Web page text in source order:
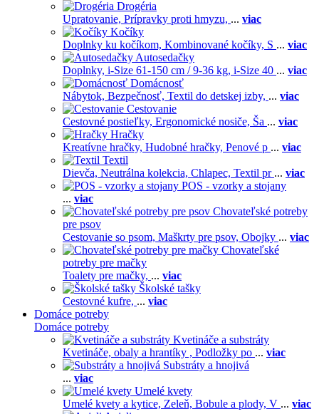
Drogéria
Upratovanie, Prípravky proti hmyzu, ... viac
Kočíky
Doplnky ku kočíkom, Kombinované kočíky, S ... viac
Autosedačky
Doplnky, i-Size 61-150 cm / 9-36 kg, i-Size 40 ... viac
Domácnosť
Nábytok, Bezpečnosť, Textil do detskej izby, ... viac
Cestovanie
Cestovné postieľky, Ergonomické nosiče, Ša ... viac
Hračky
Kreatívne hračky, Hudobné hračky, Penové p ... viac
Textil
Dievča, Neutrálna kolekcia, Chlapec, Textil pr ... viac
POS - vzorky a stojany
... viac
Chovateľské potreby
pre psov
Cestovanie so psom, Maškrty pre psov, Obojky ... viac
Chovateľské
potreby pre mačky
Toalety pre mačky, ... viac
Školské tašky
Cestovné kufre, ... viac
Domáce potreby
Domáce potreby
Kvetináče a substráty
Kvetináče, obaly a hrantíky , Podložky po ... viac
Substráty a hnojivá
... viac
Umelé kvety
Umelé kvety a kytice, Zeleň, Bobule a plody, V ... viac